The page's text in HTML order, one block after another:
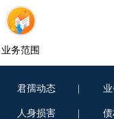
业务范围
君孺动态
人身损害